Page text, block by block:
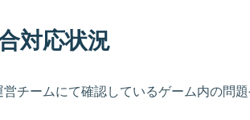
アップ
対応状況
営チームにて確認しているゲーム内の問